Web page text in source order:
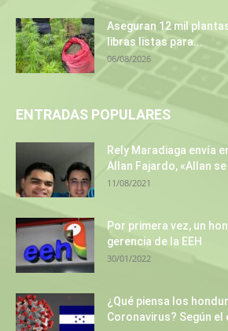
Aseguran 12 mil
libras listas para...
06/08/2026
ENTRADAS POPULARES
Rely Maradiaga envía
Allan Fajardo, «Allan
11/08/2021
Por primera vez, un
gerencia de la EEH
30/01/2022
¿Qué piensa los
Coronavirus? Según